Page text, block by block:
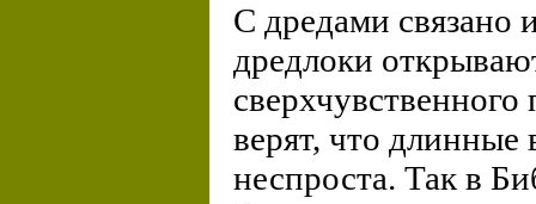
С дредами связано
дредлоки
верят, что
неспроста. Так в